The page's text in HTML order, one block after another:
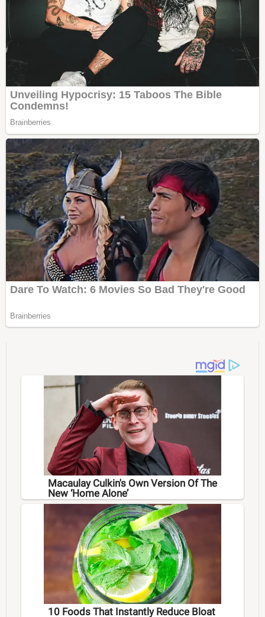
Macaulay Culkin's Own Version Of The
New ‘Home Alone’
10 Foods That Instantly Reduce Bloat